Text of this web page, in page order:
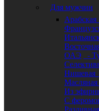
Для мужчин
Арабская
ОАЭ
-
Нишевая
Масляная
Из
С
Разливная